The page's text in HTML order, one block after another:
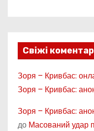
Свіжі
Зоря – Кривбас:
Зоря – Кривбас:
Зоря – Кривбас:
до Масований удар